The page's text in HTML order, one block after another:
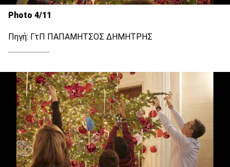
Photo 4/11
Πηγή: ΓτΠ ΠΑΠΑΜΗΤΣΟΣ ΔΗΜΗΤΡΗΣ